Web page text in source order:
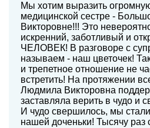
Мы хотим выразить
медицинской сестре -
Викторовне!!! Это
искренний, заботливый и
ЧЕЛОВЕК! В разговоре с
называем - наш цветочек!
и трепетное отношение не
встретить! На протяжении
Людмила Викторовна
заставляла верить в чудо и
И чудо свершилось, мы
нашей доченьки! Тысячу раз